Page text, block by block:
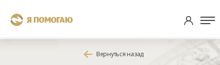
Вернуться назад